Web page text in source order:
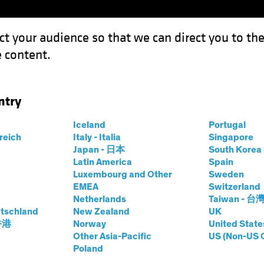
your audience so that we can direct you to
content.
港
Iceland
Italy - Italia
Japan - 日本
Latin America
Luxembourg and Other
EMEA
Netherlands
New Zealand
Norway
Other Asia-Pacific
Poland
Portugal
Singapore
South Korea
Spain
Sweden
Switzerland
Taiwan - 台
UK
United
US (Non-US